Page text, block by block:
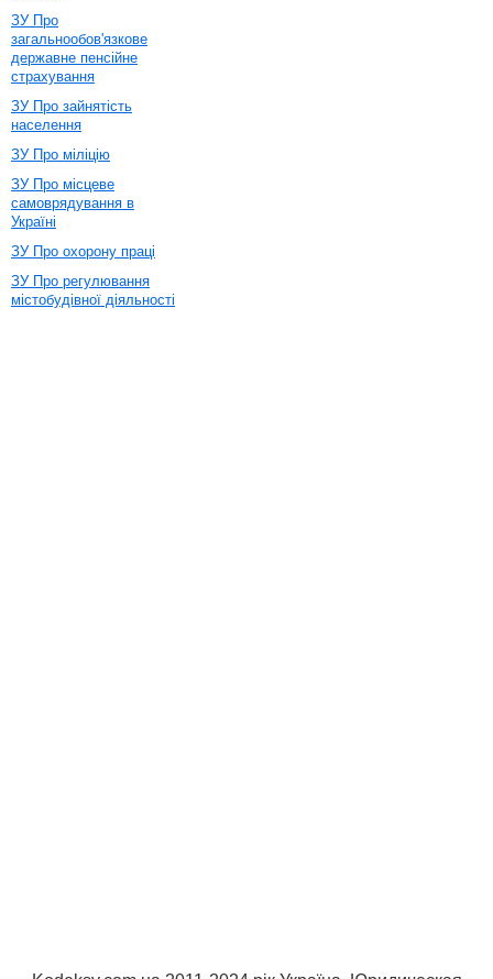
ЗУ Про
загальнообов'язкове
державне пенсійне
страхування
ЗУ Про зайнятість
населення
ЗУ Про міліцію
ЗУ Про місцеве
самоврядування в
Україні
ЗУ Про охорону праці
ЗУ Про регулювання
містобудівної діяльності